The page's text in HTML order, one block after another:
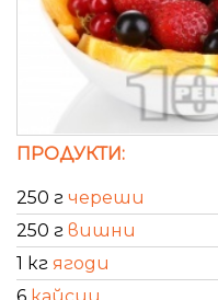
ПРОДУКТИ:
250 г череши
250 г вишни
1 кг ягоди
6 кайсии